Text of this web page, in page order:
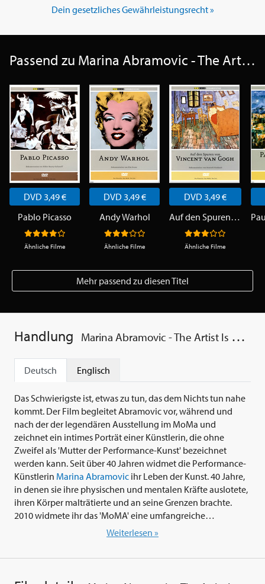
Dein gesetzliches Gewährleistungsrecht »
Passend zu Marina Abramovic - The Artist Is Present
DVD 3,49 €
Pablo Picasso
Ähnliche Filme
DVD 3,49 €
Andy Warhol
Ähnliche Filme
DVD 3,49 €
Auf den Spuren von Vincent van Gogh
Ähnliche Filme
Mehr passend zu diesen Titel
Handlung Marina Abramovic - The Artist Is Present
Deutsch Englisch
Das Schwierigste ist, etwas zu tun, das dem Nichts tun nahe
kommt. Der Film begleitet Abramovic vor, während und
nach der der legendären Ausstellung im MoMa und
zeichnet ein intimes Porträt einer Künstlerin, die ohne
Zweifel als 'Mutter der Performance-Kunst' bezeichnet
werden kann. Seit über 40 Jahren widmet die Performance-
Künstlerin Marina Abramovic ihr Leben der Kunst. 40 Jahre,
in denen sie ihre physischen und mentalen Kräfte auslotete,
ihren Körper malträtierte und an seine Grenzen brachte.
2010 widmete ihr das 'MoMA' eine umfangreiche
Einzelschau, die mehr als eine halbe Million Besucher anzog.
Abramovic' selbst präsent: Drei Monate lang, während der
Weiterlesen »